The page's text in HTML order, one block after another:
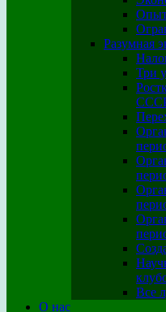
Опыт
Разумная
Три
Все
О нас